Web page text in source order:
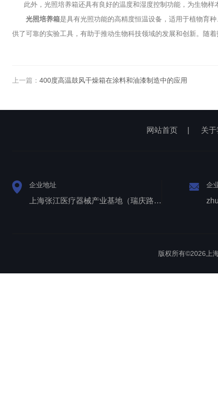
此外，光照培养箱还具有良好的温度和湿度控制功能，为生物样
光照培养箱是具有光照功能的高精度恒温设备，适用于植物育
供了可靠的实验工具，有助于推动生物科技领域的发展和创新。随
上一篇： 400度高温鼓风干燥箱在涂料和油漆制造中的应用
网站首页 关
企业地址
上海张江医疗器械产业基地（瑞庆路528号）
企
版权所有©2026